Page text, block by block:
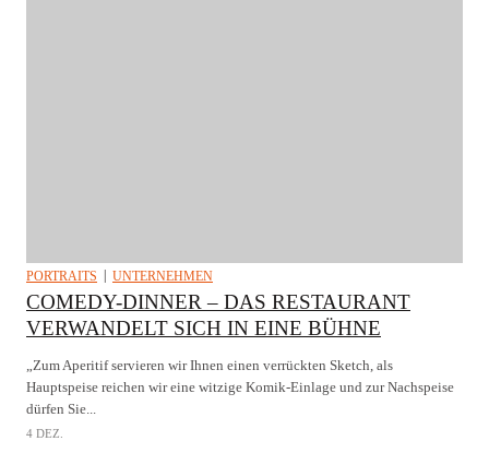
PORTRAITS UNTERNEHMEN
COMEDY-DINNER – DAS RESTAURANT
VERWANDELT SICH IN EINE BÜHNE
„Zum Aperitif servieren wir Ihnen einen verrückten Sketch, als
Hauptspeise reichen wir eine witzige Komik-Einlage und zur Nachspeise
dürfen Sie...
4 DEZ.